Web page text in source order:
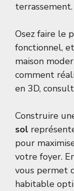
terrassement.
Osez faire le
fonctionnel,
maison
comment
en 3D,
Construire
sol
pour
votre foyer.
vous permet
habitable